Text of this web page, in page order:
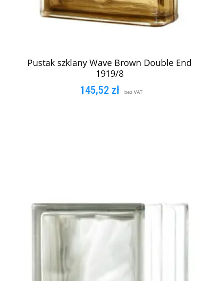
Pustak szklany Wave Brown Double End
1919/8
145,52 zł bez VAT